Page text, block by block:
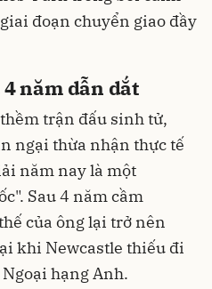
đoạn chuyển giao đầy
năm dẫn dắt
trận đấu sinh tử,
ngại thừa nhận thực tế
năm nay là một
Sau 4 năm cầm
của ông lại trở nên
khi Newcastle thiếu đi
hạng Anh.